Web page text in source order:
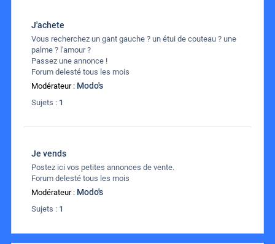
J'achete
Vous recherchez un gant gauche ? un étui de couteau ? une
palme ? l'amour ?
Passez une annonce !
Forum delesté tous les mois
Modérateur : Modo's
Sujets : 1
Je vends
Postez ici vos petites annonces de vente.
Forum delesté tous les mois
Modérateur : Modo's
Sujets : 1